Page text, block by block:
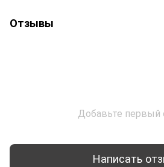
Отзывы
Добавьте первый
Написать